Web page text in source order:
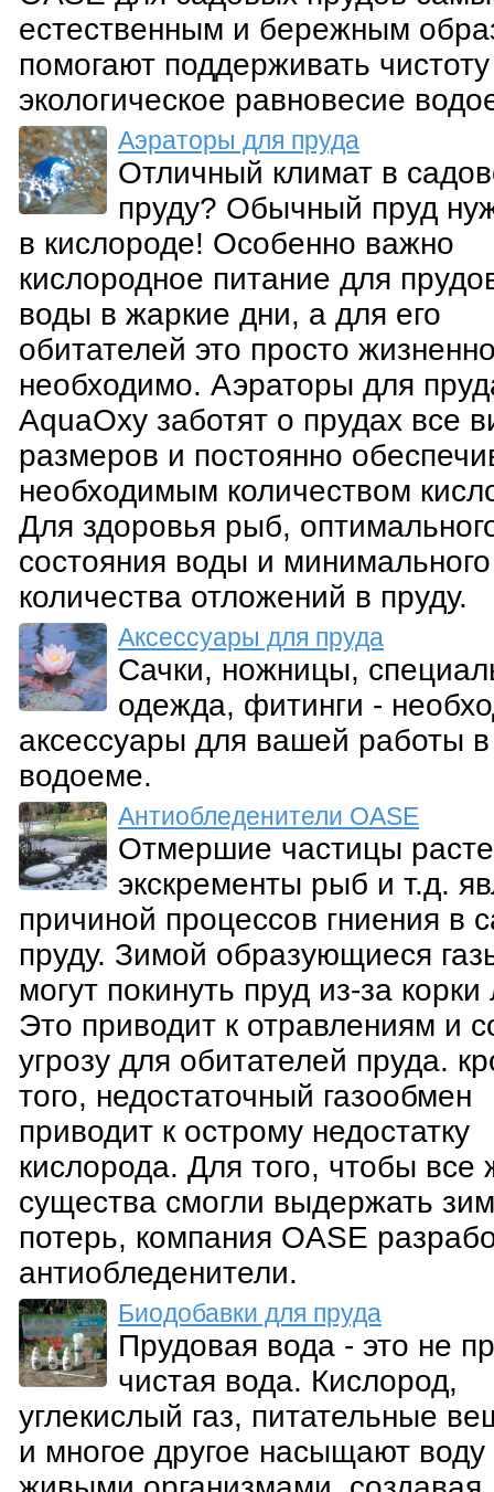
естественным и бережным
помогают поддерживать
экологическое равновесие
Аэраторы для пруда
Отличный климат в
пруду? Обычный пруд
в кислороде! Особенно важно
кислородное питание для
воды в жаркие дни, а для его
обитателей это просто
необходимо. Аэраторы для
AquaOxy заботят о прудах все
размеров и постоянно
необходимым количеством
Для здоровья рыб,
состояния воды и минимального
количества отложений в пруду.
Аксессуары для пруда
Сачки, ножницы,
одежда, фитинги -
аксессуары для вашей работы
водоеме.
Антиобледенители OASE
Отмершие частицы
экскременты рыб и т.д.
причиной процессов гниения в
пруду. Зимой образующиеся
могут покинуть пруд из-за
Это приводит к отравлениям и
угрозу для обитателей пруда.
того, недостаточный газообмен
приводит к острому недостатку
кислорода. Для того, чтобы все
существа смогли выдержать
потерь, компания OASE
антиобледенители.
Биодобавки для пруда
Прудовая вода - это не
чистая вода. Кислород,
углекислый газ, питательные
и многое другое насыщают воду